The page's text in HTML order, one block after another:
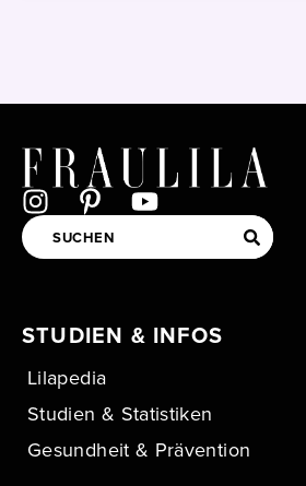
STUDIEN & INFOS
Lilapedia
Studien & Statistiken
Gesundheit & Prävention